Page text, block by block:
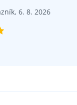
6. 8. 2026